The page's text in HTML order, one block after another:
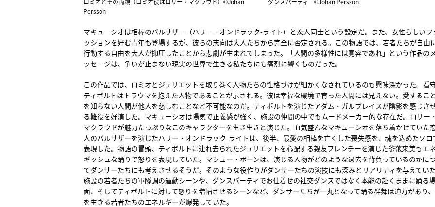
ロミオとその両親（ロミオ役はロリー・マクラウド）©Johan
Persson
ダンスパーティ ©Johan Persson
マキューシオは相棒のバルサザー（ハリー・オンドラック-ライト）と恋人同士という設定だ。また、女性らしいフ
ッションを好む青年も登場するが、彼らの志向は大人たちから完全に否定される。この物語では、若者たちが自由
行動する自由を大人が抑圧したことから悲劇が生まれてしまった。「人間の多様性には寛容であれ」という作品のメ
ッセージは、争いが止まない現実の世界で生きる私たちにも痛烈に響くものだった。
この作品では、ロミオとジュリエットを取り巻く人物たちの性格づけが細かくなされているのも興味深かった。看
ティボルトはトラウマを抱えた人物であることが示される。彼は幸福な環境で育った人間には見えない。愛すること
を知らない人間が他人を慈しむことなど不可能なのだ。ティボルトを演じたアダム・ガルブレイスが陰影を感じさ
る難役を好演した。マキューシオは陽気で正義感が強く、施設の仲間の中でもムードメーカー的な存在だ。ロリー・
マクラウドが魅力たっぷりなこのキャラクターを生き生きと演じた。血気盛んなマキューシオを落ち着かせていた
人のバルサザーを演じたハリー・オンドラック-ライトは、後半、最愛の相棒を亡くした喪失感を、魂を込めたソロ
表現した。物語の冒頭、ティボルトに連れ去られたジュリエットを心配する親友フレンチーを演じた釜萢来美もエ
ギッシュな踊りで怒りを表現していた。マシュー・ボーンは、演じる人物がどのような過去を背負っているのかに
てダンサーたちにも考えさせるそうだ。そのような役作りがダンサーたちの演技にも深みとリアリティを与えていた
施設の若者たちの軍隊調の運動シーンや、ダンスパーティでお仕着せの社交ダンスではなく本能の赴くままに踊る
面、そしてティボルトに対して怒りを増幅させるシーンなど、ダンサーたちが一丸となって踊る群舞は迫力があり
を生きる若者たちのエネルギーが爆発していた。